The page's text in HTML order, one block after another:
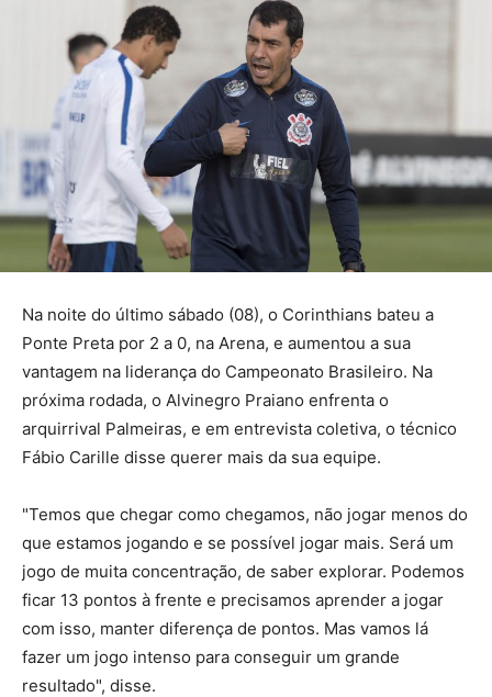
Na noite do último sábado (08), o Corinthians bateu a
Ponte Preta por 2 a 0, na Arena, e aumentou a sua
vantagem na liderança do Campeonato Brasileiro. Na
próxima rodada, o Alvinegro Praiano enfrenta o
arquirrival Palmeiras, e em entrevista coletiva, o técnico
Fábio Carille disse querer mais da sua equipe.
"Temos que chegar como chegamos, não jogar menos do
que estamos jogando e se possível jogar mais. Será um
jogo de muita concentração, de saber explorar. Podemos
ficar 13 pontos à frente e precisamos aprender a jogar
com isso, manter diferença de pontos. Mas vamos lá
fazer um jogo intenso para conseguir um grande
resultado", disse.